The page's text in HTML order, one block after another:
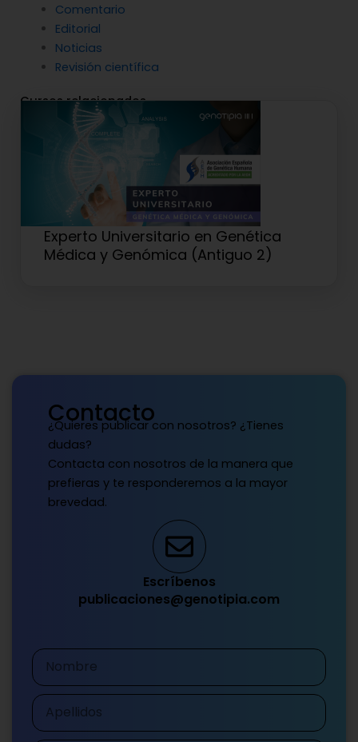
Comentario
Editorial
Noticias
Revisión científica
Cursos relacionados
Experto Universitario en Genética
Médica y Genómica (Antiguo 2)
Contacto
¿Quieres publicar con nosotros? ¿Tienes
dudas?
Contacta con nosotros de la manera que
prefieras y te responderemos a la mayor
brevedad.
Escríbenos
publicaciones@genotipia.com
Nombre
Apellidos